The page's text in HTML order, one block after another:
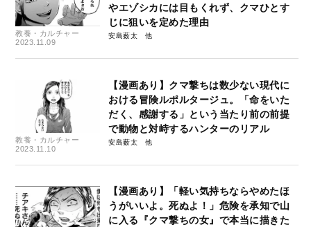
教養・カルチャー
2023.11.09
やエゾシカには目もくれず、クマひとす
じに狙いを定めた理由
安島薮太
教養・カルチャー
2023.11.10
【漫画あり】クマ撃ちは数少ない現代に
おける冒険ルポルタージュ。「命をいた
だく、感謝する」という当たり前の前提
で動物と対峙するハンターのリアル
安島薮太
【漫画あり】「軽い気持ちならやめたほ
うがいいよ。死ぬよ！」危険を承知で山
に入る『クマ撃ちの女』で本当に描きた